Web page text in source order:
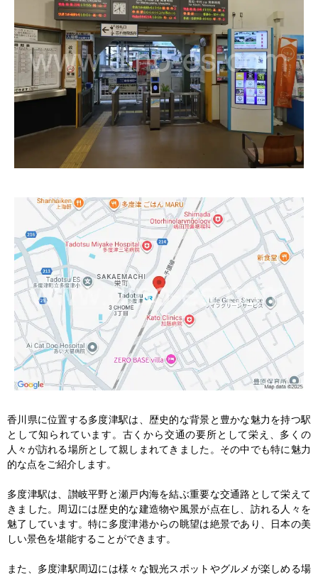
香川県に位置する多度津駅は、歴史的な背景と豊かな魅力を持つ駅
として知られています。古くから交通の要所として栄え、多くの
人々が訪れる場所として親しまれてきました。その中でも特に魅力
的な点をご紹介します。
多度津駅は、讃岐平野と瀬戸内海を結ぶ重要な交通路として栄えて
きました。周辺には歴史的な建造物や風景が点在し、訪れる人々を
魅了しています。特に多度津港からの眺望は絶景であり、日本の美
しい景色を堪能することができます。
また、多度津駅周辺には様々な観光スポットやグルメが楽しめる場